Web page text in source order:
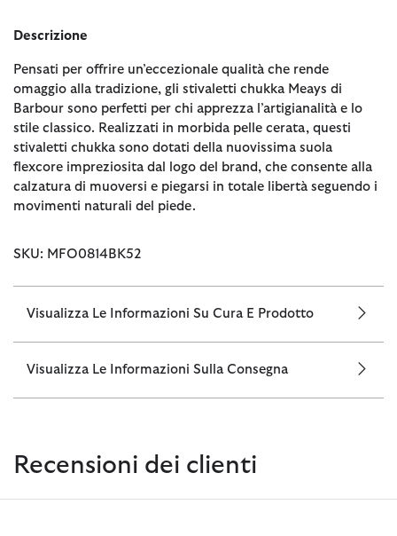
Descrizione
Pensati per offrire un’eccezionale qualità che rende
omaggio alla tradizione, gli stivaletti chukka Meays di
Barbour sono perfetti per chi apprezza l’artigianalità e lo
stile classico. Realizzati in morbida pelle cerata, questi
stivaletti chukka sono dotati della nuovissima suola
flexcore impreziosita dal logo del brand, che consente alla
calzatura di muoversi e piegarsi in totale libertà seguendo i
movimenti naturali del piede.
SKU: MFO0814BK52
Visualizza Le Informazioni Su Cura E Prodotto
Visualizza Le Informazioni Sulla Consegna
Recensioni dei clienti